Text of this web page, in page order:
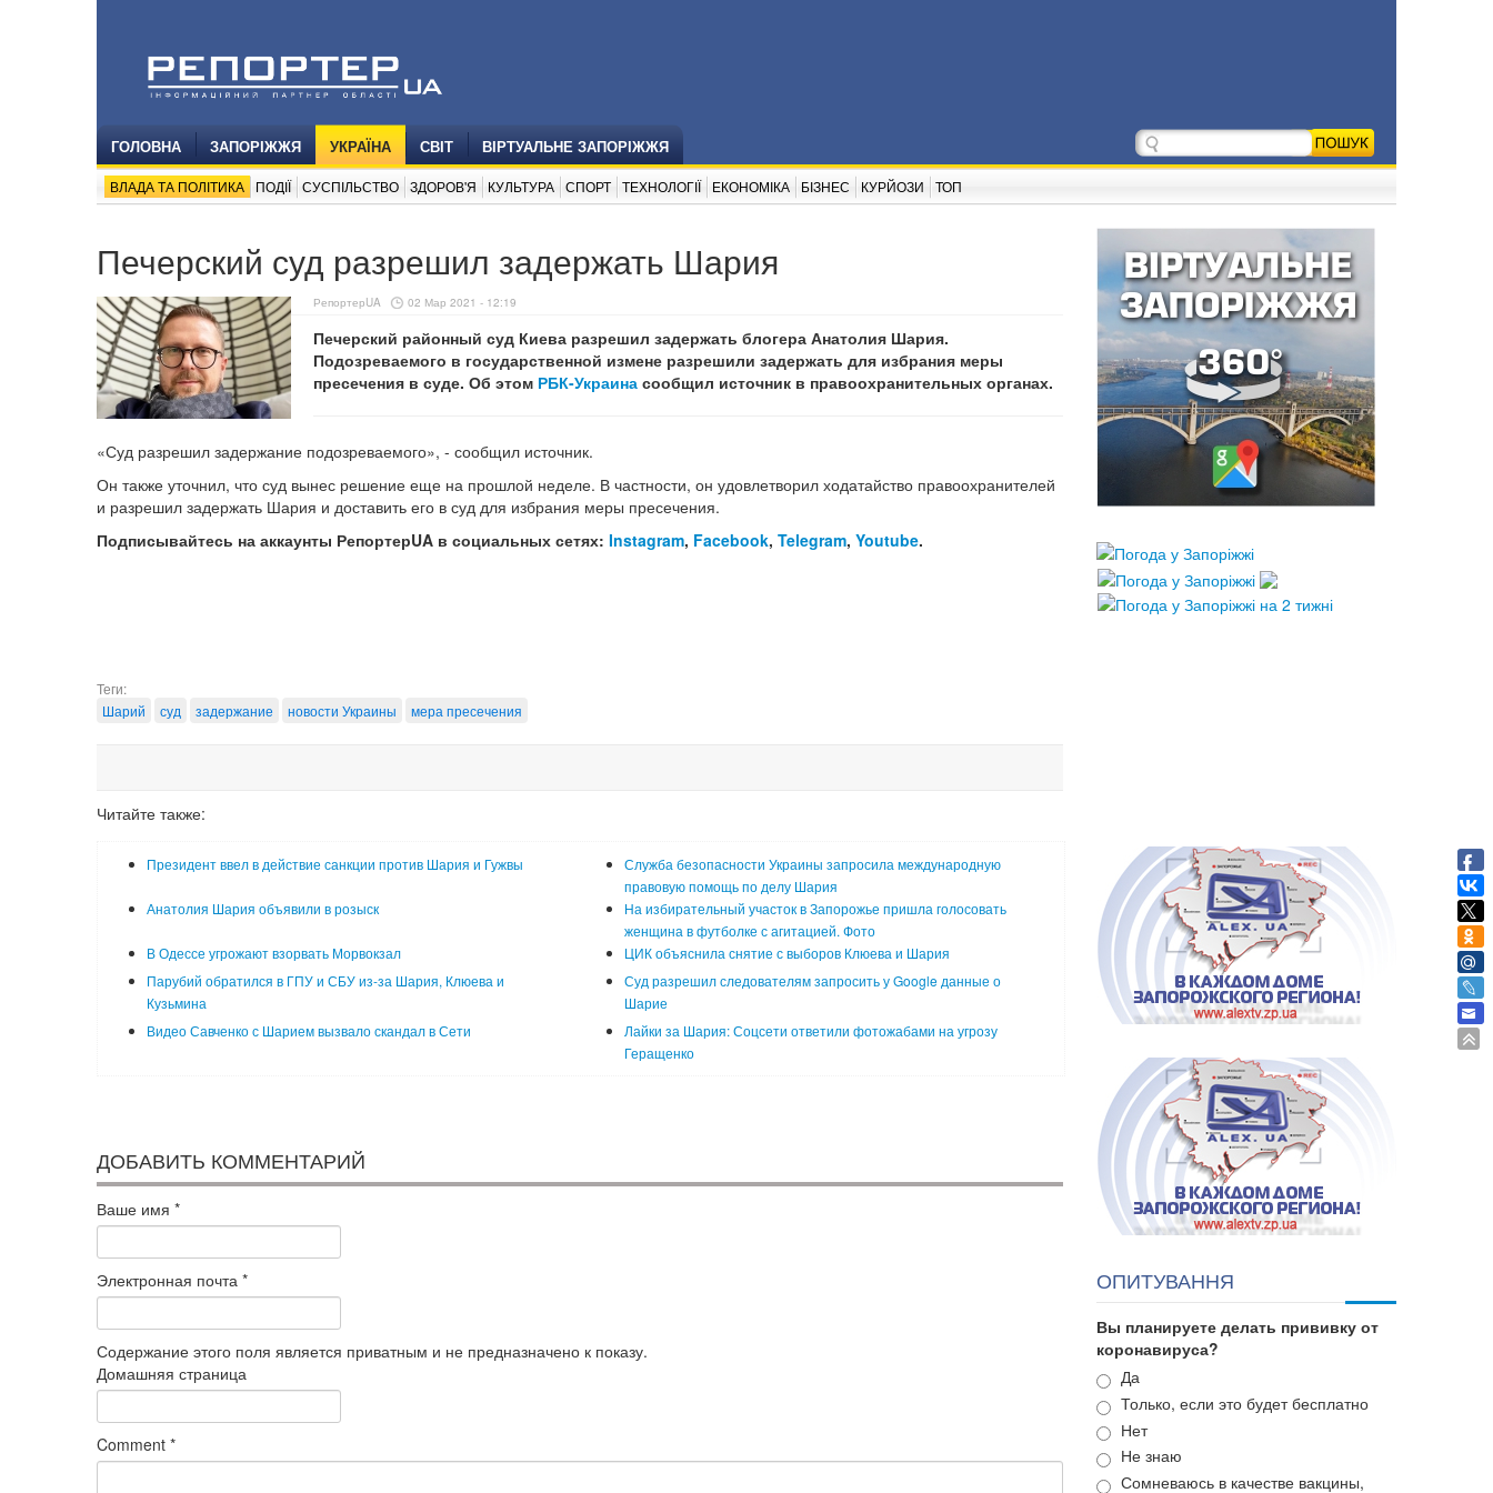
ГОЛОВНА ЗАПОРІЖЖЯ УКРАЇНА СВІТ ВІРТУАЛЬНЕ ЗАПОРІЖЖЯ
ВЛАДА ТА ПОЛІТИКА ПОДІЇ СУСПІЛЬСТВО ЗДОРОВ'Я КУЛЬТУРА СПОРТ ТЕХНОЛОГІЇ ЕКОНОМІКА БІЗНЕС КУРЙОЗИ ТОП
Печерский суд разрешил задержать Шария
РепортерUA 02 Мар 2021 - 12:19
Печерский районный суд Киева разрешил задержать блогера Анатолия Шария.
Подозреваемого в государственной измене разрешили задержать для избрания меры
пресечения в суде. Об этом РБК-Украина сообщил источник в правоохранительных органах.
«Суд разрешил задержание подозреваемого», - сообщил источник.
Он также уточнил, что суд вынес решение еще на прошлой неделе. В частности, он удовлетворил ходатайство правоохранителей
и разрешил задержать Шария и доставить его в суд для избрания меры пресечения.
Подписывайтесь на аккаунты РепортерUA в социальных сетях: Instagram, Facebook, Telegram, Youtube.
Теги:
Шарий
суд задержание новости Украины мера пресечения
Читайте также:
Президент ввел в действие санкции против Шария и Гужвы
Служба безопасности Украины запросила международную
правовую помощь по делу Шария
Анатолия Шария объявили в розыск
На избирательный участок в Запорожье пришла голосовать
женщина в футболке с агитацией. Фото
В Одессе угрожают взорвать Морвокзал
ЦИК объяснила снятие с выборов Клюева и Шария
Парубий обратился в ГПУ и СБУ из-за Шария, Клюева и
Кузьмина
Суд разрешил следователям запросить у Google данные о
Шарие
Видео Савченко с Шарием вызвало скандал в Сети
Лайки за Шария: Соцсети ответили фотожабами на угрозу
Геращенко
ДОБАВИТЬ КОММЕНТАРИЙ
Ваше имя *
Электронная почта *
Содержание этого поля является приватным и не предназначено к показу.
Домашняя страница
Comment *
ОПИТУВАННЯ
Вы планируете делать прививку от
коронавируса?
Варианты
Да
Только, если это будет бесплатно
Нет
Не знаю
Сомневаюсь в качестве вакцины,